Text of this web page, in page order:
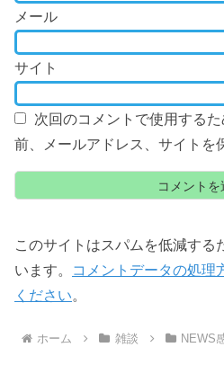
メール
サイト
次回のコメントで使用する
前、メールアドレス、サイトを
このサイトはスパムを低減する
います。
コメントデータの処理
ください。
ホーム 雑談 NEWS